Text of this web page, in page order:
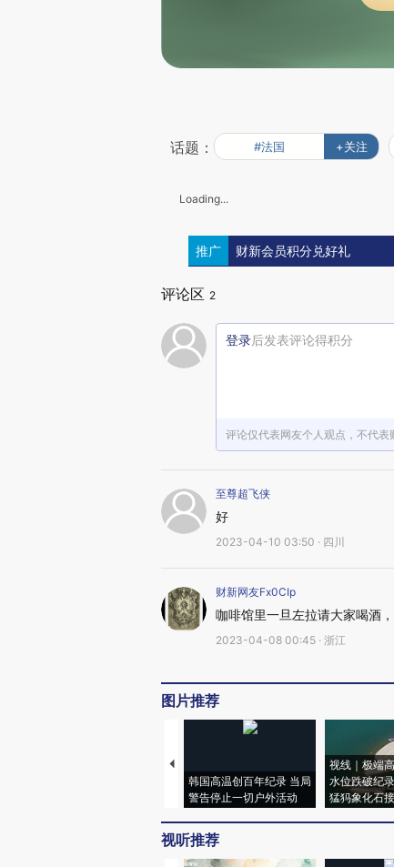
话题： #法国 +关注
Loading...
推广 财新会员积分兑好礼
评论区 2
登录后发表评论得积分
评论仅代表网友个人观点，不代表
至尊超飞侠
好
2023-04-10 03:50 · 四川
财新网友Fx0CIp
咖啡馆里一旦左拉请大家喝酒
2023-04-08 00:45 · 浙江
图片推荐
韩国高温创百年纪录 当局
警告停止一切户外活动
视线｜极端
水位跌破纪
猛犸象化石
视听推荐